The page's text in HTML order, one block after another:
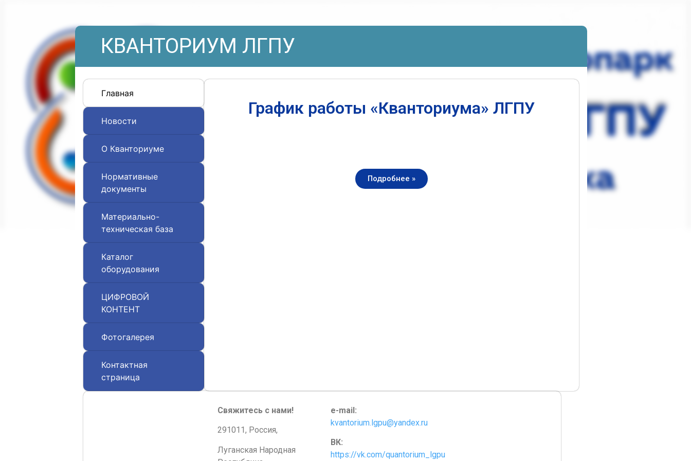
КВАНТОРИУМ ЛГПУ
Главная
Новости
О Кванториуме
Нормативные
документы
Материально-
техническая база
Каталог
оборудования
ЦИФРОВОЙ
КОНТЕНТ
Фотогалерея
Контактная
страница
График работы «Кванториума» ЛГПУ
Подробнее »
Свяжитесь с нами!
291011, Россия,
Луганская Народная
e-mail:
kvantorium.lgpu@yandex.ru
ВК:
https://vk.com/quantorium_lgpu